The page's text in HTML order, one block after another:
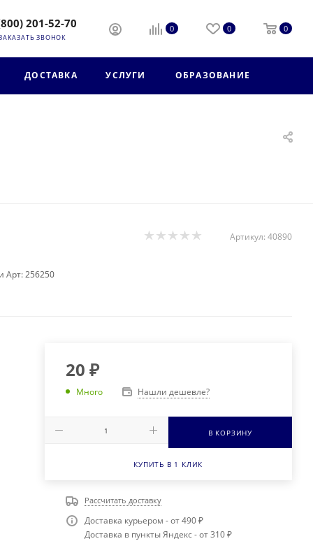
201-52-70
ЗВОНОК
0 0 0
ДОСТАВКА УСЛУГИ ОБРАЗОВАНИЕ
Артикул: 40890
Арт: 256250
20 ₽
Много Нашли дешевле?
В КОРЗИНУ
КУПИТЬ В 1 КЛИК
Рассчитать доставку
Доставка курьером - от 490 ₽
Доставка в пункты Яндекс - от 310 ₽